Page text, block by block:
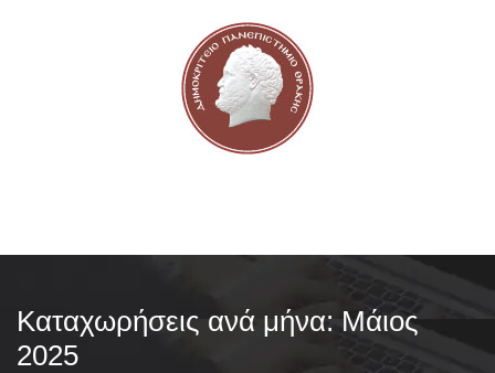
Καταχωρήσεις ανά μήνα:Μάιος
2025